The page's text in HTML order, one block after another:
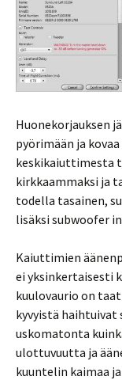
Huonekorjauksen
pyörimään ja
keskikaiuttimesta
kirkkaammaksi ja
todella tasainen,
lisäksi subwoofer
Kaiuttimien
ei yksinkertaisesti
kuulovaurio on
kyvyistä haihtuivat
uskomatonta
ulottuvuutta ja
kuuntelin kaimaa